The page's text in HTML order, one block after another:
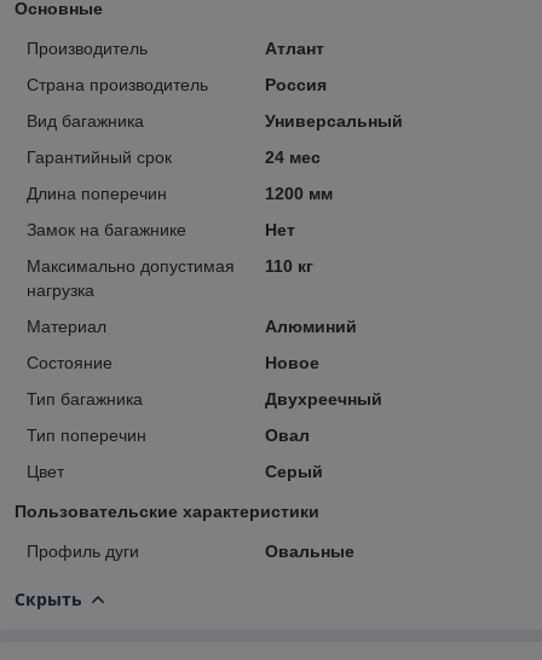
Основные
Производитель
Атлант
Страна производитель
Россия
Вид багажника
Универсальный
Гарантийный срок
24 мес
Длина поперечин
1200 мм
Замок на багажнике
Нет
Максимально допустимая
нагрузка
110 кг
Материал
Алюминий
Состояние
Новое
Тип багажника
Двухреечный
Тип поперечин
Овал
Цвет
Серый
Пользовательские характеристики
Профиль дуги Овальные
Скрыть